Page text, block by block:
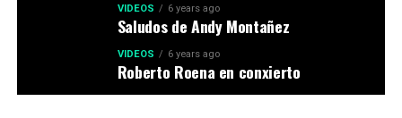
VIDEOS 6 years ago
Saludos de Andy Montañez
VIDEOS 6 years ago
Roberto Roena en conxierto